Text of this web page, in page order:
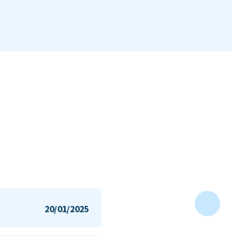
20/01/2025